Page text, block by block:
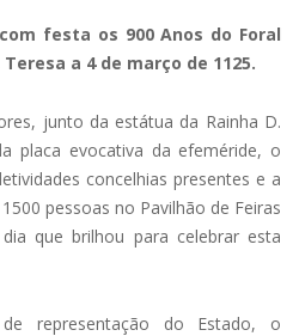
festa os 900 Anos do Foral
a 4 de março de 1125.
junto da estátua da Rainha D.
placa evocativa da efeméride, o
concelhias presentes e a
pessoas no Pavilhão de Feiras
que brilhou para celebrar esta
representação do Estado, o